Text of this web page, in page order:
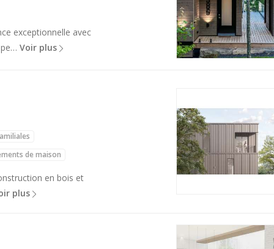
exceptionnelle avec
Voir plus
de maison
en bois et
plus